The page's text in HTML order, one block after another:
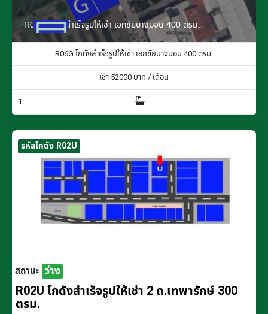
R06G โกดังสำเร็จรูปให้เช่า เอกชัยบางบอน 400 ตรม.
R06G โกดังสำเร็จรูปให้เช่า เอกชัยบางบอน 400 ตรม.
เช่า 52000 บาท / เดือน
1
รหัสโกดัง R02U
สถานะ ว่าง
R02U โกดังสำเร็จรูปให้เช่า 2 ถ.เทพารักษ์ 300
ตรม.